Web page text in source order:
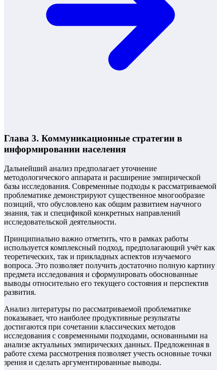
Глава 3. Коммуникационные стратегии в
информировании населения
Дальнейший анализ предполагает уточнение
методологического аппарата и расширение эмпирической
базы исследования. Современные подходы к рассматриваемой
проблематике демонстрируют существенное многообразие
позиций, что обусловлено как общим развитием научного
знания, так и спецификой конкретных направлений
исследовательской деятельности.
Принципиально важно отметить, что в рамках работы
используется комплексный подход, предполагающий учёт как
теоретических, так и прикладных аспектов изучаемого
вопроса. Это позволяет получить достаточно полную картину
предмета исследования и сформулировать обоснованные
выводы относительно его текущего состояния и перспектив
развития.
Анализ литературы по рассматриваемой проблематике
показывает, что наиболее продуктивные результаты
достигаются при сочетании классических методов
исследования с современными подходами, основанными на
анализе актуальных эмпирических данных. Предложенная в
работе схема рассмотрения позволяет учесть основные точки
зрения и сделать аргументированные выводы.